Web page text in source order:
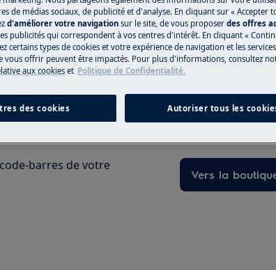
à la caméra de mon
barres de votre
Boutique en
détachées
Pour profiter
découvrez tous
produits
besoins, du
boutique en ligne
Vers la
de médias sociaux, de publicité et d'analyse. En cliquant sur « Accepter
d'améliorer votre navigation sur le site, de vous proposer des offres
publicités qui correspondent à vos centres d'intérêt. En cliquant «
certains types de cookies et votre expérience de navigation et les
vous offrir peuvent être impactés. Pour plus d'informations, consultez
aux cookies et Politique de Confidentialité.
des cookies Autoriser tous les